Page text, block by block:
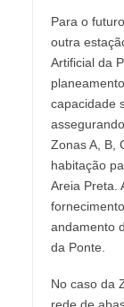
Para o
outra
Artificial da
capacidade
Zonas A, B,
habitação
Areia Preta.
andamento
da Ponte.
No caso da
rede de